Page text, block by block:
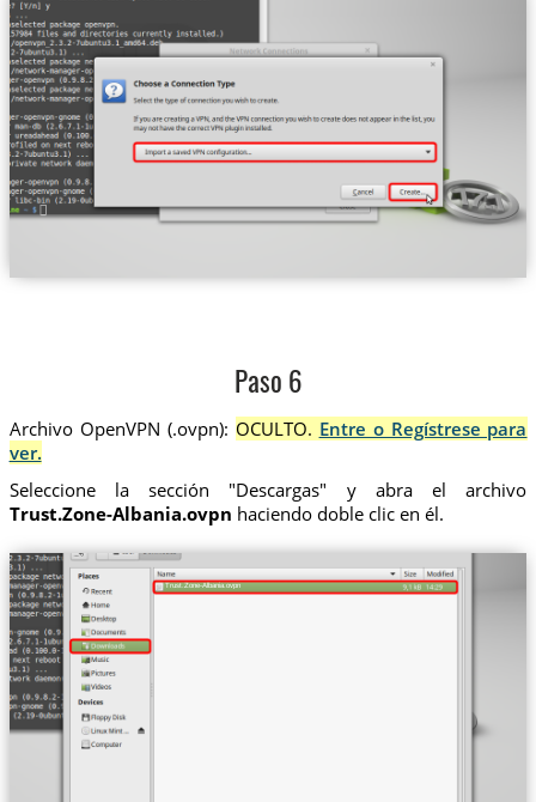
Paso 6
Archivo OpenVPN (.ovpn): OCULTO. Entre o Regístrese para
ver.
Seleccione la sección "Descargas" y abra el archivo
Trust.Zone-Albania.ovpn haciendo doble clic en él.
Trust.Zone-Albania.ovpn